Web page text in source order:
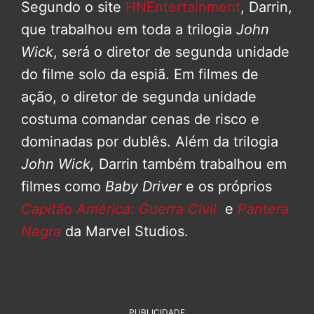
Segundo o site HNEntertainment, Darrin,
que trabalhou em toda a trilogia John
Wick, será o diretor de segunda unidade
do filme solo da espiã. Em filmes de
ação, o diretor de segunda unidade
costuma comandar cenas de risco e
dominadas por dublês. Além da trilogia
John Wick, Darrin também trabalhou em
filmes como Baby Drivere os próprios
Capitão América: Guerra Civil e Pantera
Negra da Marvel Studios.